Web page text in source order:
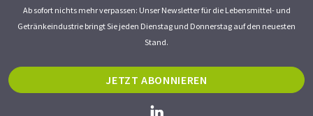
Ab sofort nichts mehr verpassen: Unser Newsletter für die Lebensmittel- und
Getränkeindustrie bringt Sie jeden Dienstag und Donnerstag auf den neuesten
Stand.
JETZT ABONNIEREN